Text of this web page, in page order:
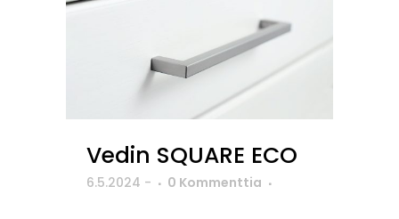
Vedin SQUARE ECO
6.5.2024 - 0 Kommenttia